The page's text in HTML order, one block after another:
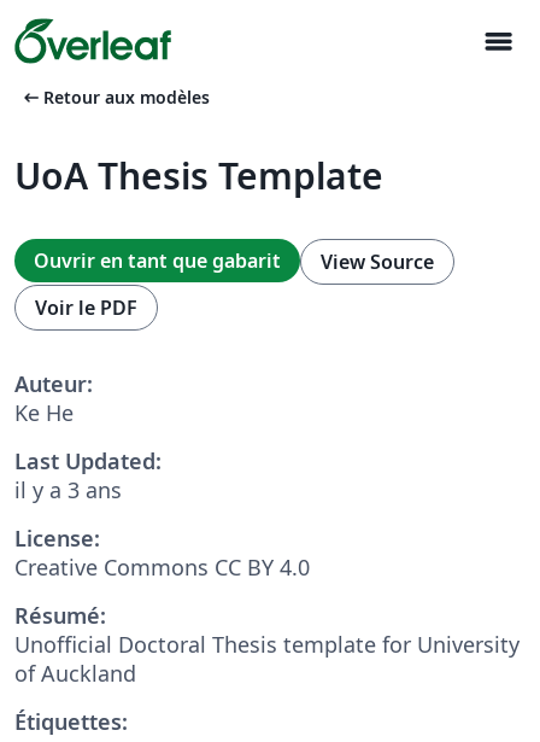
menu
arrow_left_alt Retour aux modèles
UoA Thesis Template
Ouvrir en tant que gabarit
View Source
Voir le PDF
Auteur:
Ke He
Last Updated:
il y a 3 ans
License:
Creative Commons CC BY 4.0
Résumé:
Unofficial Doctoral Thesis template for University
of Auckland
Étiquettes: